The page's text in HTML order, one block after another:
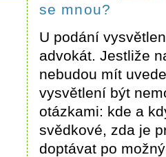
se mnou?
U podání
advokát. Jestliže
nebudou mít
vysvětlení být
otázkami: kde a
svědkové, zda je
doptávat po